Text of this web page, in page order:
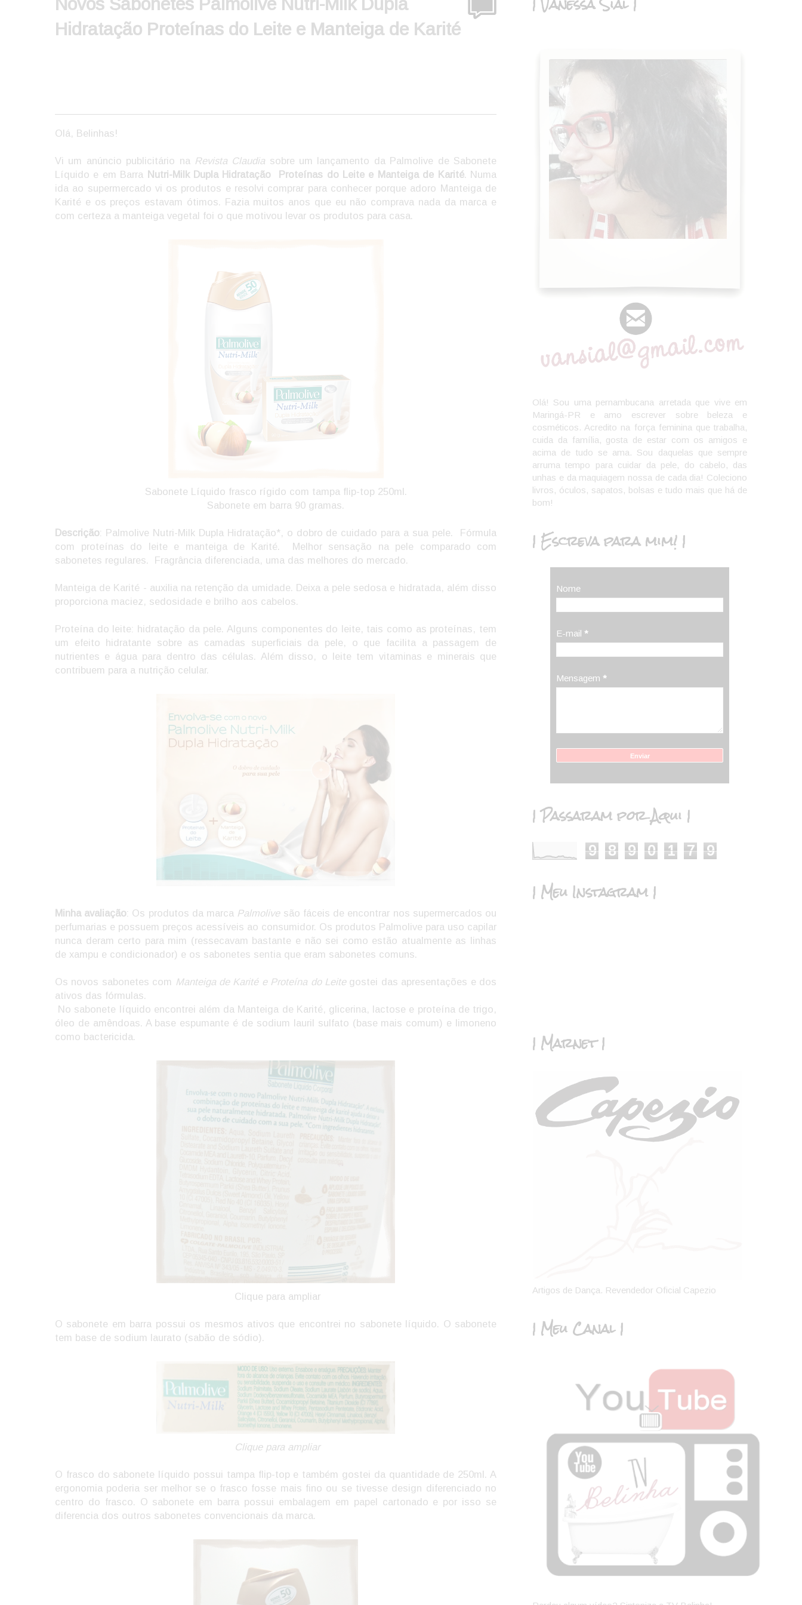
Hidratação Proteínas do Leite e Manteiga de Karité
Olá, Belinhas!
Vi um anúncio publicitário na Revista Claudia sobre um lançamento da Palmolive de Sabonete
Líquido e em Barra
Nutri-Milk Dupla Hidratação Proteínas do Leite e Manteiga de Karité. Numa
ida ao supermercado vi os produtos e resolvi comprar para conhecer porque adoro Manteiga de
Karité e os preços estavam ótimos. Fazia muitos anos que eu não comprava nada da marca e
com certeza a manteiga vegetal foi o que motivou levar os produtos para casa.
Sabonete Líquido frasco rígido com tampa flip-top 250ml.
Sabonete em barra 90 gramas.
Descrição: Palmolive Nutri-Milk Dupla Hidratação*, o dobro de cuidado para a sua pele. Fórmula
com proteínas do leite e manteiga de Karité. Melhor sensação na pele comparado com
sabonetes regulares. Fragrância diferenciada, uma das melhores do mercado.
Manteiga de Karité - auxilia na retenção da umidade. Deixa a pele sedosa e hidratada, além disso
proporciona maciez, sedosidade e brilho aos cabelos.
Proteína do leite: hidratação da pele. Alguns componentes do leite, tais como as proteínas, tem
um efeito hidratante sobre as camadas superficiais da pele, o que facilita a passagem de
nutrientes e água para dentro das células. Além disso, o leite tem vitaminas e minerais que
contribuem para a nutrição celular.
Minha avaliação: Os produtos da marca Palmolivesão fáceis de encontrar nos supermercados ou
perfumarias e possuem preços acessíveis ao consumidor. Os produtos Palmolive para uso capilar
nunca deram certo para mim (ressecavam bastante e não sei como estão atualmente as linhas
de xampu e condicionador) e os sabonetes sentia que eram sabonetes comuns.
Os novos sabonetes com Manteiga de Karité e Proteína do Leitegostei das apresentações e dos
ativos das fórmulas.
No sabonete líquido encontrei além da Manteiga de Karité, glicerina, lactose e proteína de trigo,
óleo de amêndoas. A base espumante é de sodium lauril sulfato (base mais comum) e limoneno
como bactericida.
Clique para ampliar
O sabonete em barra possui os mesmos ativos que encontrei no sabonete líquido. O sabonete
tem base de sodium laurato (sabão de sódio).
Clique para ampliar
O frasco do sabonete líquido possui tampa flip-top e também gostei da quantidade de 250ml. A
ergonomia poderia ser melhor se o frasco fosse mais fino ou se tivesse design diferenciado no
centro do frasco. O sabonete em barra possui embalagem em papel cartonado e por isso se
diferencia dos outros sabonetes convencionais da marca.
Olá! Sou uma pernambucana arretada que vive em
Maringá-PR e amo escrever sobre beleza e
cosméticos. Acredito na força feminina que trabalha,
cuida da família, gosta de estar com os amigos e
acima de tudo se ama. Sou daquelas que sempre
arruma tempo para cuidar da pele, do cabelo, das
unhas e da maquiagem nossa de cada dia! Coleciono
livros, óculos, sapatos, bolsas e tudo mais que há de
bom!
| Escreva para mim! |
Nome
E-mail *
Mensagem *
| Passaram por Aqui |
9 8 9 0 1 7 9
| Meu Instagram |
| Marnet |
Artigos de Dança. Revendedor Oficial Capezio
| Meu Canal |